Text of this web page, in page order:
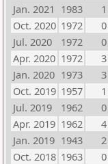
Jan. 2021 1983 1
Oct. 2020 1972 0
Jul. 2020
1972 0
Apr. 2020 1972 3
Jan. 2020 1973 3
Oct. 2019 1957 1
Jul. 2019
1962 0
Apr. 2019 1962 4
Jan. 2019 1943 2
Oct. 2018 1963 0